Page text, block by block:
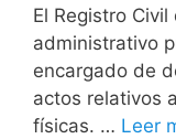
El Registro
administrativo
encargado de
actos relativos
físicas. … Leer